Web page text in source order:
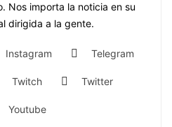
Nos importa la noticia en su
dirigida a la gente.
Instagram Telegram
Twitch Twitter
Youtube